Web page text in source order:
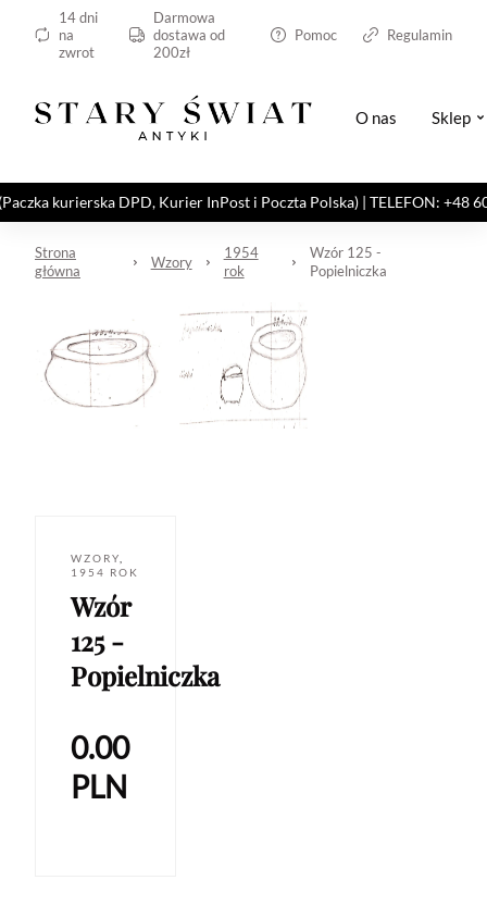
14 dni
na
zwrot
Darmowa
dostawa od
200zł
Pomoc Regulamin
O nas Sklep
kurierska DPD, Kurier InPost i Poczta Polska) | TELEFON: +48
Strona
główna
Wzory
1954
rok
Wzór 125 -
Popielniczka
WZORY
1954 ROK
Wzór
125 -
Popielniczka
0.00
PLN